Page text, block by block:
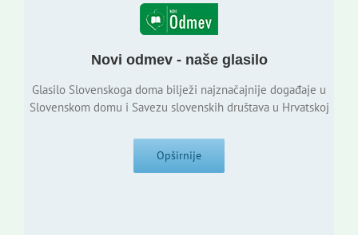
Novi odmev - naše glasilo
Glasilo Slovenskoga doma bilježi najznačajnije događaje u
Slovenskom domu i Savezu slovenskih društava u Hrvatskoj
Opširnije